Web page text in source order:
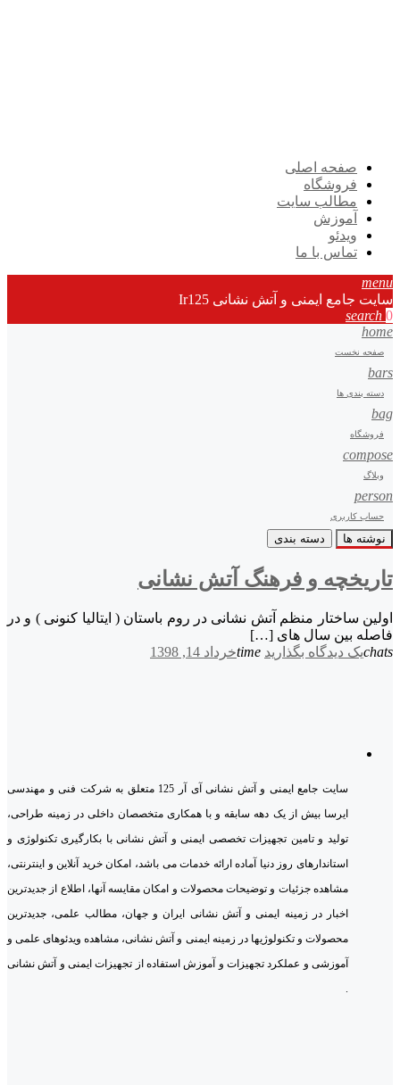
صفحه اصلی
فروشگاه
مطالب سایت
آموزش
ویدئو
تماس با ما
menu
سایت جامع ایمنی و آتش نشانی Ir125
search 0
home
صفحه نخست
bars
دسته بندی ها
bag
فروشگاه
compose
وبلاگ
person
حساب کاربری
نوشته ها دسته بندی
تاریخچه و فرهنگ آتش نشانی
اولین ساختار منظم آتش نشانی در روم باستان ( ایتالیا کنونی ) و در
فاصله بین سال های […]
chatsیک دیدگاه بگذارید timeخرداد 14, 1398
سایت جامع ایمنی و آتش نشانی آی آر 125 متعلق به شرکت فنی و مهندسی
ایرسا بیش از یک دهه سابقه و با همکاری متخصصان داخلی در زمینه طراحی،
تولید و تامین تجهیزات تخصصی ایمنی و آتش نشانی با بکارگیری تکنولوژی و
استاندارهای روز دنیا آماده ارائه خدمات می باشد، امکان خرید آنلاین و اینترنتی،
مشاهده جزئیات و توضیحات محصولات و امکان مقایسه آنها، اطلاع از جدیدترین
اخبار در زمینه ایمنی و آتش نشانی ایران و جهان، مطالب علمی، جدیدترین
محصولات و تکنولوژیها در زمینه ایمنی و آتش نشانی، مشاهده ویدئوهای علمی و
آموزشی و عملکرد تجهیزات و آموزش استفاده از تجهیزات ایمنی و آتش نشانی
.